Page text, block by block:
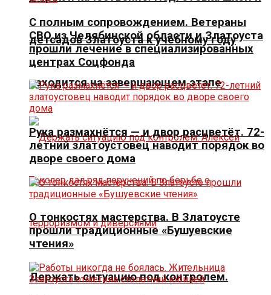
детсадов Златоуста к учебному году
находится на завершающем этапе
Держать ситуацию под контролем.
С полным сопровождением. Ветераны
СВО из Челябинской области и Златоуста
прошли лечение в специализированных
центрах Соцфонда
Рука размахнётся — и двор расцветёт. 72-
летний златоустовец наводит порядок во
дворе своего дома
О тонкостях мастерства. В Златоусте
прошли традиционные «Бушуевские
чтения»